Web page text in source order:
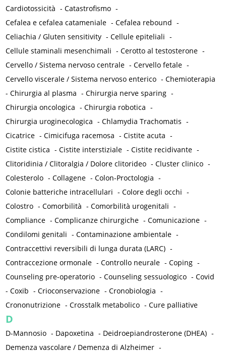
Cardiotossicità -Catastrofismo -
Cefalea e cefalea catameniale -Cefalea rebound -
Celiachia / Gluten sensitivity -Cellule epiteliali -
Cellule staminali mesenchimali -Cerotto al testosterone -
Cervello / Sistema nervoso centrale -Cervello fetale -
Cervello viscerale / Sistema nervoso enterico -Chemioterapia
-Chirurgia al plasma -Chirurgia nerve sparing -
Chirurgia oncologica -Chirurgia robotica -
Chirurgia uroginecologica -Chlamydia Trachomatis -
Cicatrice -Cimicifuga racemosa -Cistite acuta -
Cistite cistica -Cistite interstiziale -Cistite recidivante -
Clitoridinia / Clitoralgia / Dolore clitorideo -Cluster clinico -
Colesterolo -Collagene -Colon-Proctologia -
Colonie batteriche intracellulari -Colore degli occhi -
Colostro -Comorbilità -Comorbilità urogenitali -
Compliance -Complicanze chirurgiche -Comunicazione -
Condilomi genitali -Contaminazione ambientale -
Contraccettivi reversibili di lunga durata (LARC) -
Contraccezione ormonale -Controllo neurale -Coping -
Counseling pre-operatorio -Counseling sessuologico -Covid
-Coxib -Crioconservazione -Cronobiologia -
Crononutrizione -Crosstalk metabolico -Cure palliative
D
D-Mannosio - Dapoxetina - Deidroepiandrosterone (DHEA) -
Demenza vascolare / Demenza di Alzheimer -